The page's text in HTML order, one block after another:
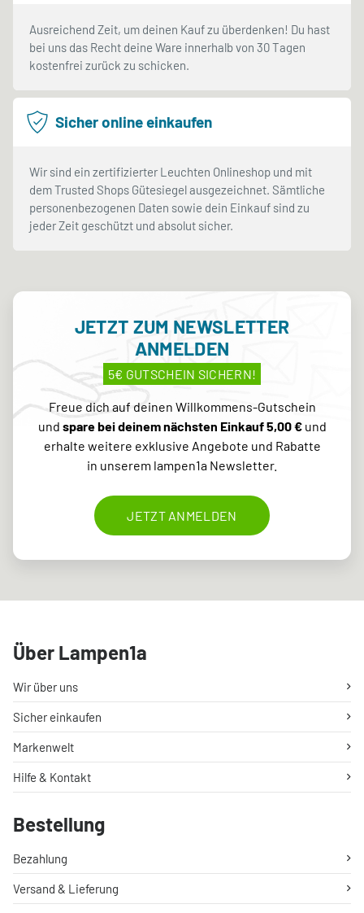
Ausreichend Zeit, um deinen Kauf zu überdenken! Du hast
bei uns das Recht deine Ware innerhalb von 30 Tagen
kostenfrei zurück zu schicken.
Sicher online einkaufen
Wir sind ein zertifizierter Leuchten Onlineshop und mit
dem Trusted Shops Gütesiegel ausgezeichnet. Sämtliche
personenbezogenen Daten sowie dein Einkauf sind zu
jeder Zeit geschützt und absolut sicher.
JETZT ZUM NEWSLETTER
ANMELDEN
5€ GUTSCHEIN SICHERN!
Freue dich auf deinen Willkommens-Gutschein
und spare bei deinem nächsten Einkauf 5,00 €und
erhalte weitere exklusive Angebote und Rabatte
in unserem lampen1a Newsletter.
JETZT ANMELDEN
Über Lampen1a
Wir über uns
Sicher einkaufen
Markenwelt
Hilfe & Kontakt
Bestellung
Bezahlung
Versand & Lieferung